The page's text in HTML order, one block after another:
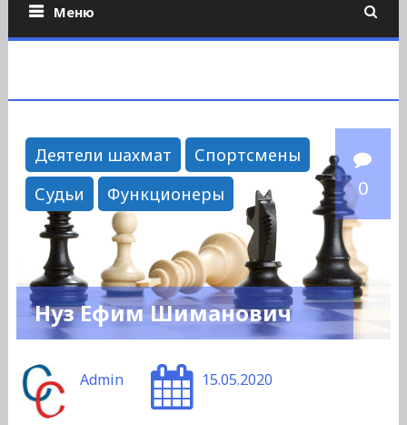
Меню
Деятели шахмат
Спортсмены
Судьи
Функционеры 0
Нуз Ефим Шиманович
Admin 15.05.2020